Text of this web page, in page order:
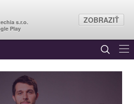
s.r.o.
Play
ZOBRAZIŤ